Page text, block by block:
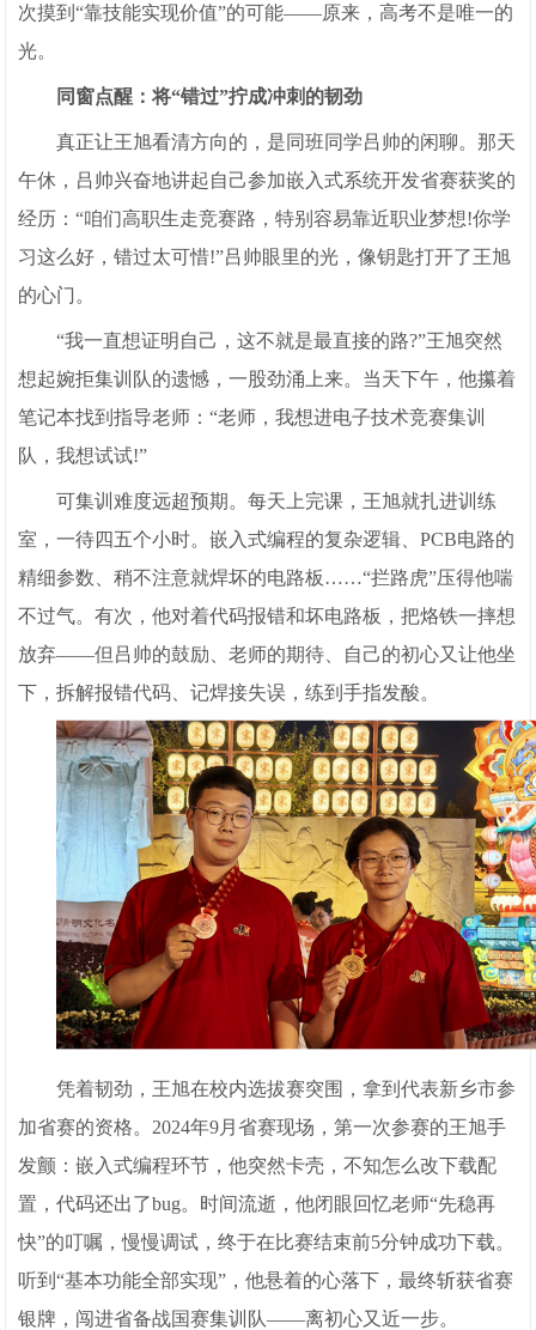
次摸到“靠技能实现价值”的可能——原来，高考不是唯一的
光。
同窗点醒：将“错过”拧成冲刺的韧劲
真正让王旭看清方向的，是同班同学吕帅的闲聊。那天
午休，吕帅兴奋地讲起自己参加嵌入式系统开发省赛获奖的
经历：“咱们高职生走竞赛路，特别容易靠近职业梦想!你学
习这么好，错过太可惜!”吕帅眼里的光，像钥匙打开了王旭
的心门。
“我一直想证明自己，这不就是最直接的路?”王旭突然
想起婉拒集训队的遗憾，一股劲涌上来。当天下午，他攥着
笔记本找到指导老师：“老师，我想进电子技术竞赛集训
队，我想试试!”
可集训难度远超预期。每天上完课，王旭就扎进训练
室，一待四五个小时。嵌入式编程的复杂逻辑、PCB电路的
精细参数、稍不注意就焊坏的电路板……“拦路虎”压得他喘
不过气。有次，他对着代码报错和坏电路板，把烙铁一摔想
放弃——但吕帅的鼓励、老师的期待、自己的初心又让他坐
下，拆解报错代码、记焊接失误，练到手指发酸。
凭着韧劲，王旭在校内选拔赛突围，拿到代表新乡市参
加省赛的资格。2024年9月省赛现场，第一次参赛的王旭手
发颤：嵌入式编程环节，他突然卡壳，不知怎么改下载配
置，代码还出了bug。时间流逝，他闭眼回忆老师“先稳再
快”的叮嘱，慢慢调试，终于在比赛结束前5分钟成功下载。
听到“基本功能全部实现”，他悬着的心落下，最终斩获省赛
银牌，闯进省备战国赛集训队——离初心又近一步。